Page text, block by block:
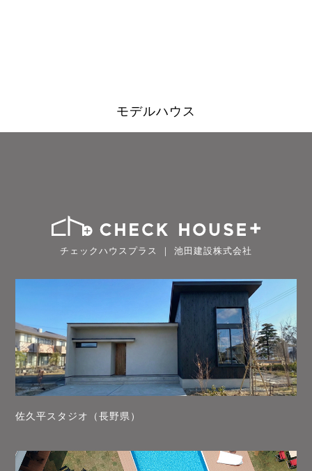
モデルハウス
チェックハウスプラス ｜ 池田建設株式会社
佐久平スタジオ（長野県）